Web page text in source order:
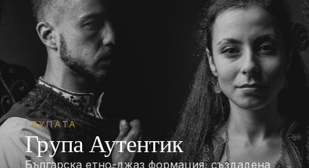
ГРУПАТА
Група Аутентик
Българска етно-джаз формация, създадена